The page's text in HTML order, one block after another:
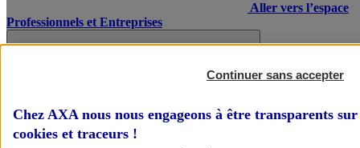
Aller vers l’espace
Professionnels et Entreprises
Continuer sans accepter
Chez AXA nous nous engageons à être transparents
cookies et traceurs !